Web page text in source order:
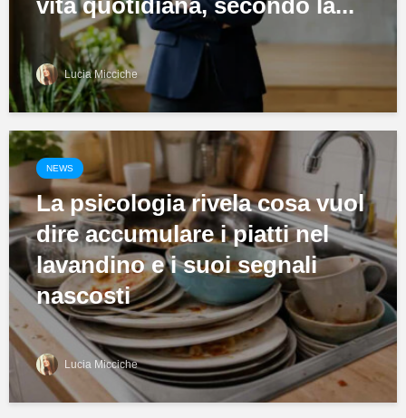
vita quotidiana, secondo la...
Lucia Micciche
NEWS
La psicologia rivela cosa vuol
dire accumulare i piatti nel
lavandino e i suoi segnali
nascosti
Lucia Micciche